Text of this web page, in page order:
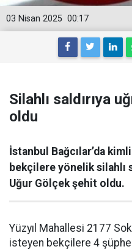
00:17
03 Nisan 2025
Silahlı saldırıya
oldu
İstanbul Bağcılar’da
bekçilere yönelik silahlı
Uğur Gölçek şehit oldu.
Yüzyıl Mahallesi 2177
isteyen bekçilere 4